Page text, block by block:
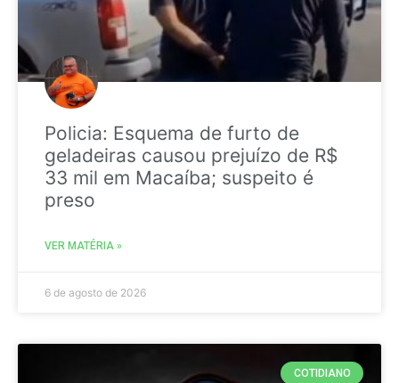
Policia: Esquema de furto de
geladeiras causou prejuízo de R$
33 mil em Macaíba; suspeito é
preso
VER MATÉRIA »
6 de agosto de 2026
COTIDIANO